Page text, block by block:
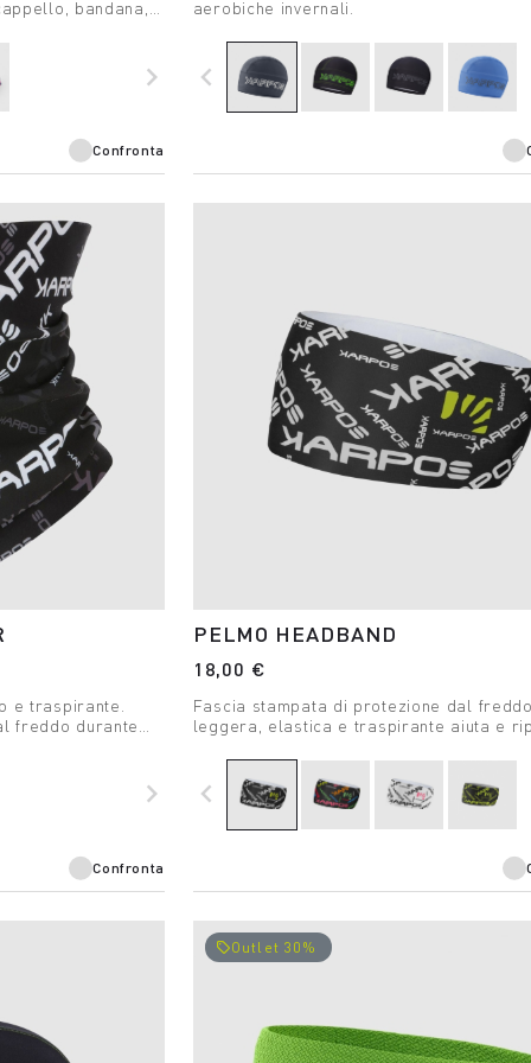
bandana,
navigate_next
Confronta
aerobiche invernali.
navigate_before
e traspirante.
freddo durante
navigate_next
Confronta
PELMO HEADBAND
18,00 €
Fascia stampata di protezione dal freddo
leggera, elastica e traspirante aiuta e
navigate_before
local_offerOutlet 30%